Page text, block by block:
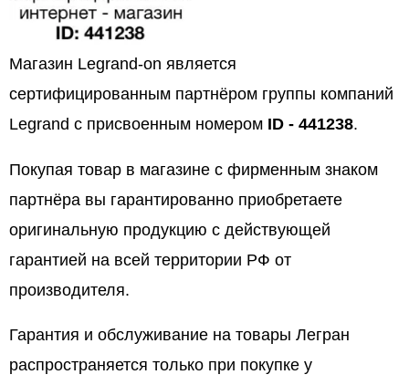
Магазин Legrand-on является
сертифицированным партнёром группы компаний
Legrand с присвоенным номером ID - 441238.
Покупая товар в магазине с фирменным знаком
партнёра вы гарантированно приобретаете
оригинальную продукцию с действующей
гарантией на всей территории РФ от
производителя.
Гарантия и обслуживание на товары Легран
распространяется только при покупке у